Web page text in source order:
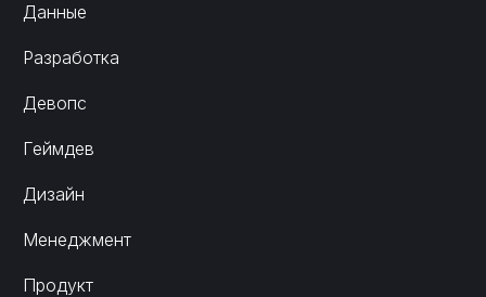
Данные
Разработка
Девопс
Геймдев
Дизайн
Менеджмент
Продукт